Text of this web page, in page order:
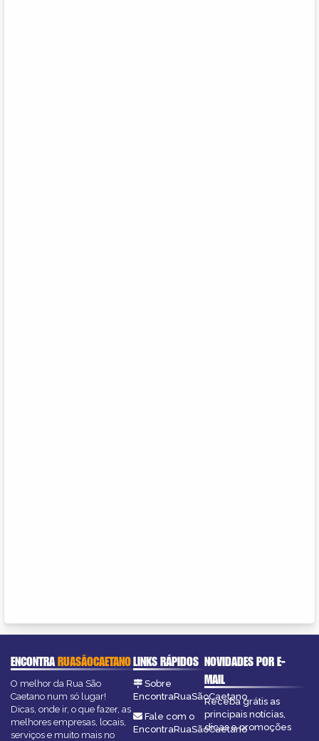
ENCONTRARUASÃOCAETANO
O melhor da Rua São
Caetano num só lugar!
Dicas, onde ir, o que fazer, as
melhores empresas, locais,
serviços e muito mais no
LINKS RÁPIDOS
Sobre
EncontraRuaSãoCaetano
Fale com o
EncontraRuaSãoCaetano
NOVIDADES POR E-
MAIL
Receba grátis as
principais notícias,
dicas e promoções